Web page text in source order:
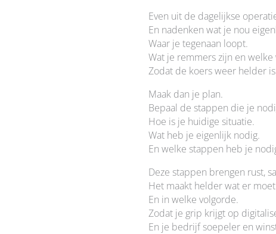
Even uit de dagelijkse
En nadenken wat je nou
Waar je tegenaan loopt.
Wat je remmers zijn en
Zodat de koers weer helder
Maak dan je plan.
Bepaal de stappen die je
Hoe is je huidige situatie.
Wat heb je eigenlijk nodig.
En welke stappen heb je
Deze stappen brengen rust,
Het maakt helder wat er
En in welke volgorde.
Zodat je grip krijgt op
En je bedrijf soepeler en